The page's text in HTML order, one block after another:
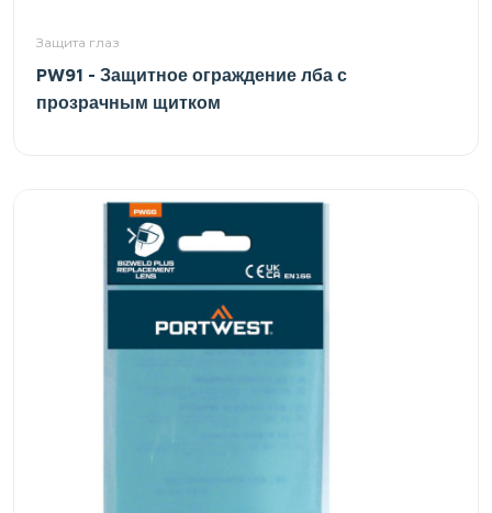
Защита глаз
PW91 - Защитное ограждение лба с
прозрачным щитком